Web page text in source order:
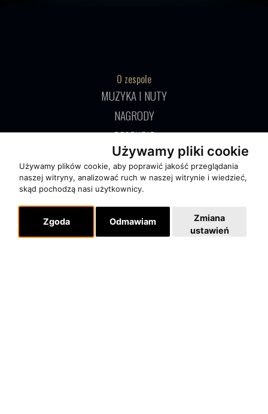
Używamy pliki cookie
Używamy plików cookie, aby poprawić jakość przeglądania
naszej witryny, analizować ruch w naszej witrynie i wiedzieć,
skąd pochodzą nasi użytkownicy.
Zgoda Odmawiam
Zmiana
ustawień
O zespole
MUZYKA I NUTY
NAGRODY
RECENZJE
Pomoc
KONTAKT
POLITYKA PRYWATNOŚCI